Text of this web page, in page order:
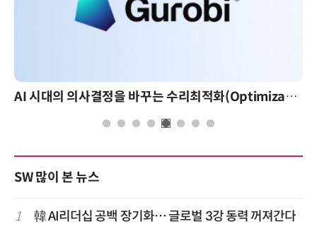
AI 시대의 의사결정을 바꾸는 수리최적화(Optimization): 실제 산업 적용 사례와 활용 전략
SW 많이 본 뉴스
1 韓 AI리더십 공백 장기화… 글로벌 3강 동력 꺼져간다